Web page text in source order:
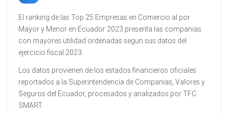
El ranking de las Top 25 Empresas en Comercio al por
Mayor y Menor en Ecuador 2023 presenta las companias
con mayores utilidad ordenadas segun sus datos del
ejercicio fiscal 2023.
Los datos provienen de los estados financieros oficiales
reportados a la Superintendencia de Companias, Valores y
Seguros del Ecuador, procesados y analizados por TFC
SMART.